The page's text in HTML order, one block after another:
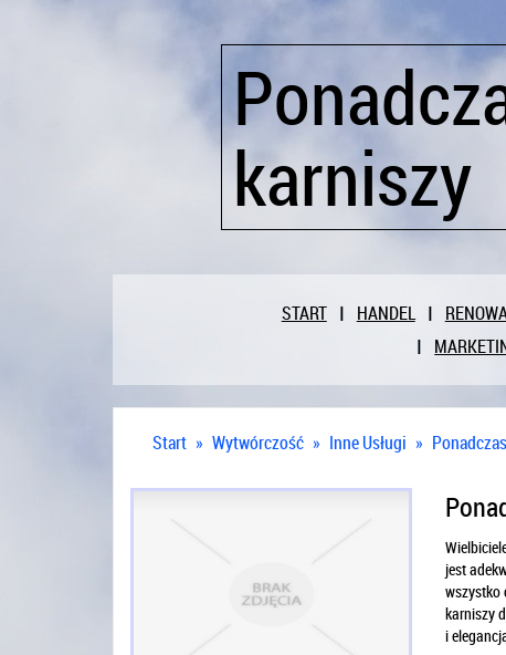
karniszy
START HANDEL
Start » Wytwórczość » Inne Usługi »
jest
wszystko
karniszy
i